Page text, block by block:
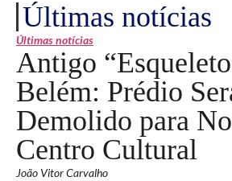
Últimas notícias
Últimas notícias
Antigo
Belém: Prédio
Demolido para
Centro Cultural
João Vitor Carvalho